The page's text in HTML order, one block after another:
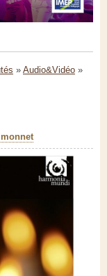
» Audio&Vidéo »